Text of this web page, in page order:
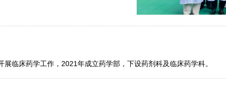
临床药学工作，2021年成立药学部，下设药剂科及临床药学科。